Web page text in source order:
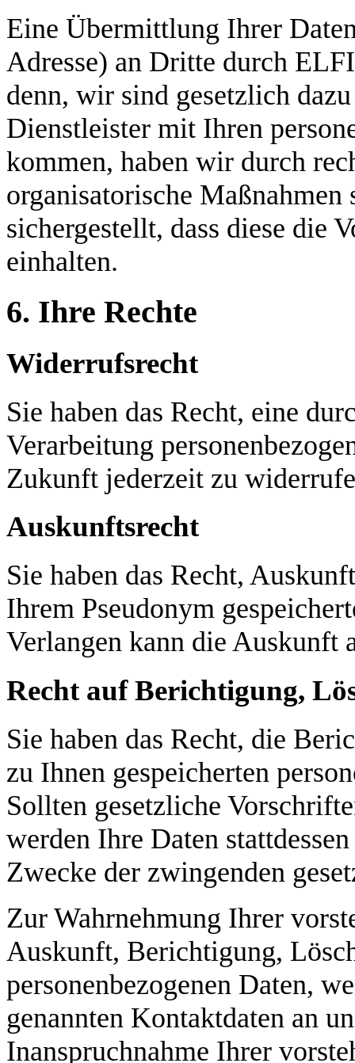
Eine Übermittlung Ihrer
Adresse) an Dritte durch
denn, wir sind gesetzlich
Dienstleister mit Ihren
kommen, haben wir durch
organisatorische
sichergestellt, dass diese die
einhalten.
6. Ihre Rechte
Widerrufsrecht
Sie haben das Recht, eine
Verarbeitung
Zukunft jederzeit zu
Auskunftsrecht
Sie haben das Recht,
Ihrem Pseudonym
Verlangen kann die Auskunft
Recht auf Berichtigung,
Sie haben das Recht, die
zu Ihnen gespeicherten
Sollten gesetzliche
werden Ihre Daten
Zwecke der zwingenden
Zur Wahrnehmung Ihrer
Auskunft, Berichtigung,
personenbezogenen Daten,
genannten Kontaktdaten an
Inanspruchnahme Ihrer